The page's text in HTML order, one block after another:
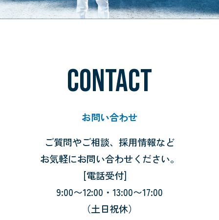
CONTACT
お問い合わせ
ご質問やご相談、採用情報など
お気軽にお問い合わせください。
[電話受付]
9:00〜12:00・13:00〜17:00
（土日祝休）